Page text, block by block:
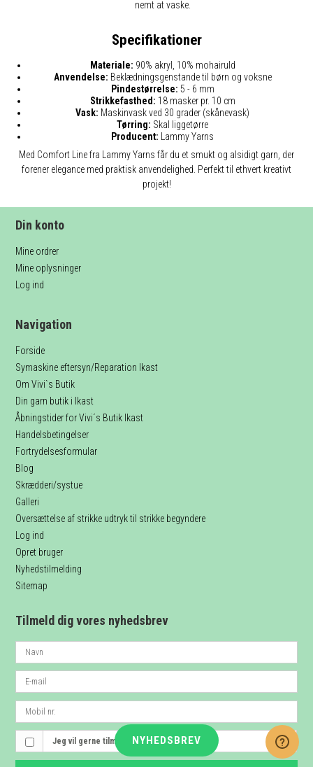
nemt at vaske.
Specifikationer
Materiale: 90% akryl, 10% mohairuld
Anvendelse: Beklædningsgenstande til børn og voksne
Pindestørrelse: 5 - 6 mm
Strikkefasthed: 18 masker pr. 10 cm
Vask: Maskinvask ved 30 grader (skånevask)
Tørring: Skal liggetørre
Producent: Lammy Yarns
Med Comfort Line fra Lammy Yarns får du et smukt og alsidigt garn, der
forener elegance med praktisk anvendelighed. Perfekt til ethvert kreativt
projekt!
Din konto
Mine ordrer
Mine oplysninger
Log ind
Navigation
Forside
Symaskine eftersyn/Reparation Ikast
Om Vivi`s Butik
Din garn butik i Ikast
Åbningstider for Vivi´s Butik Ikast
Handelsbetingelser
Fortrydelsesformular
Blog
Skrædderi/systue
Galleri
Oversættelse af strikke udtryk til strikke begyndere
Log ind
Opret bruger
Nyhedstilmelding
Sitemap
Tilmeld dig vores nyhedsbrev
Jeg vil gerne tilmeldes nyhedsbrevet
NYHEDSBREV